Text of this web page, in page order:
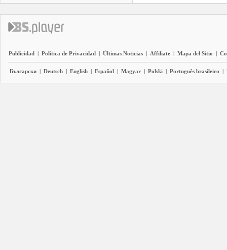
Publicidad | Política de Privacidad | Últimas Noticias | Affiliate | Mapa del Sitio |
Български | Deutsch | English | Español | Magyar | Polski | Português brasileiro |